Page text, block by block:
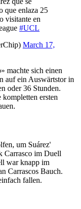
que enlaza 25
visitante en
#UCL
March 17,
machte sich einen
auf ein Auswärtstor in
oder 36 Stunden.
ersten
um Suárez'
Carrasco im Duell
war knapp im
Carrascos Bauch.
fallen.